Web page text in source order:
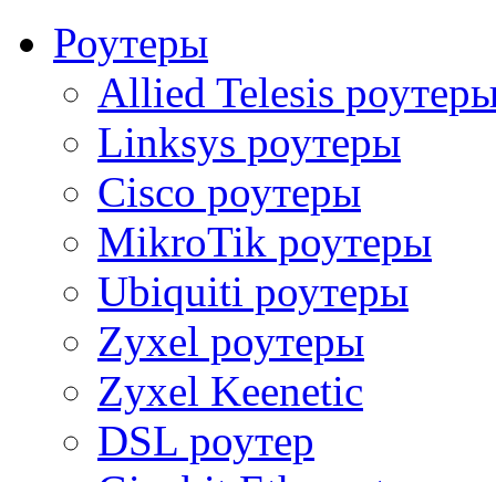
Роутеры
Allied Telesis
Linksys роутеры
Cisco роутеры
MikroTik роутеры
Ubiquiti роутеры
Zyxel роутеры
Zyxel Keenetic
DSL роутер